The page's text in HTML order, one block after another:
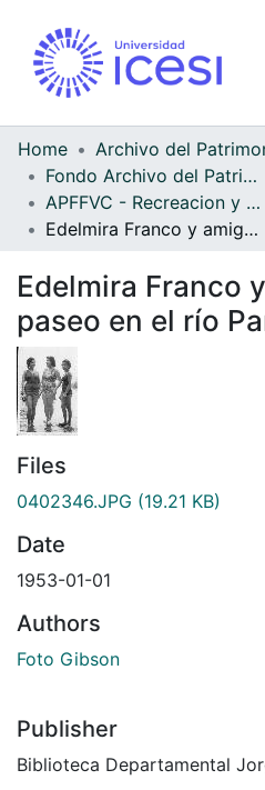
Home
Fondo Archivo del Patrimonio Fotográfico y Fílmico del Valle del Cauca
APFFVC - Recreacion y Paseo - Patrimonial
Edelmira Franco y amigas de paseo en el río Pance
Edelmira Franco
paseo en el río
Files
0402346.JPG (19.21 KB)
Date
1953-01-01
Authors
Foto Gibson
Publisher
Biblioteca Departamental